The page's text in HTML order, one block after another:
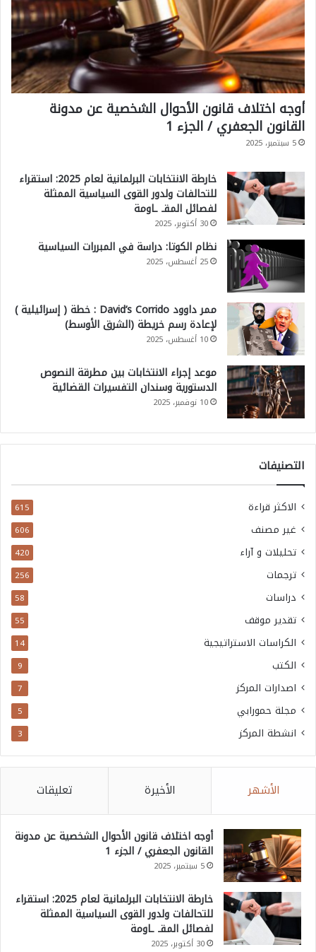
أوجه اختلاف قانون الأحوال الشخصية عن مدونة
القانون الجعفري / الجزء 1
5 سبتمبر، 2025
خارطة الانتخابات البرلمانية لعام 2025: استقراء
للتحالفات ولدور القوى السياسية الممثلة
لفصائل المقـ ـاومة
30 أكتوبر، 2025
نظام الكوتا: دراسة في المبررات السياسية
25 أغسطس، 2025
ممر داوود David’s Corrido : خطة ( إسرائيلية )
لإعادة رسم خريطة (الشرق الأوسط)
10 أغسطس، 2025
موعد إجراء الانتخابات بين مطرقة النصوص
الدستورية وسندان التفسيرات القضائية
10 نوفمبر، 2025
التصنيفات
الاكثر قراءة 615
غير مصنف 606
تحليلات و آراء 420
ترجمات 256
دراسات 58
تقدير موقف 55
الكراسات الاستراتيجية 14
الكتب 9
اصدارات المركز 7
مجلة حمورابي 5
انشطة المركز 3
الأشهر الأخيرة تعليقات
أوجه اختلاف قانون الأحوال الشخصية عن مدونة
القانون الجعفري / الجزء 1
5 سبتمبر، 2025
خارطة الانتخابات البرلمانية لعام 2025: استقراء
للتحالفات ولدور القوى السياسية الممثلة
لفصائل المقـ ـاومة
30 أكتوبر، 2025